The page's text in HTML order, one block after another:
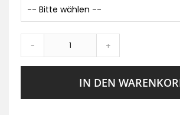
- +
IN DEN